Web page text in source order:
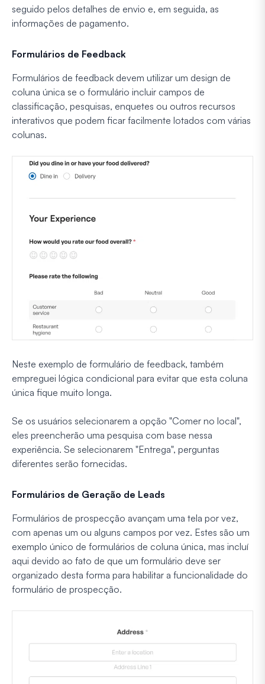
seguido pelos detalhes de envio e, em seguida, as
informações de pagamento.
Formulários de Feedback
Formulários de feedback devem utilizar um design de
coluna única se o formulário incluir campos de
classificação, pesquisas, enquetes ou outros recursos
interativos que podem ficar facilmente lotados com várias
colunas.
Neste exemplo de formulário de feedback, também
empreguei lógica condicional para evitar que esta coluna
única fique muito longa.
Se os usuários selecionarem a opção "Comer no local",
eles preencherão uma pesquisa com base nessa
experiência. Se selecionarem "Entrega", perguntas
diferentes serão fornecidas.
Formulários de Geração de Leads
Formulários de prospecção avançam uma tela por vez,
com apenas um ou alguns campos por vez. Estes são um
exemplo único de formulários de coluna única, mas incluí
aqui devido ao fato de que um formulário deve ser
organizado desta forma para habilitar a funcionalidade do
formulário de prospecção.